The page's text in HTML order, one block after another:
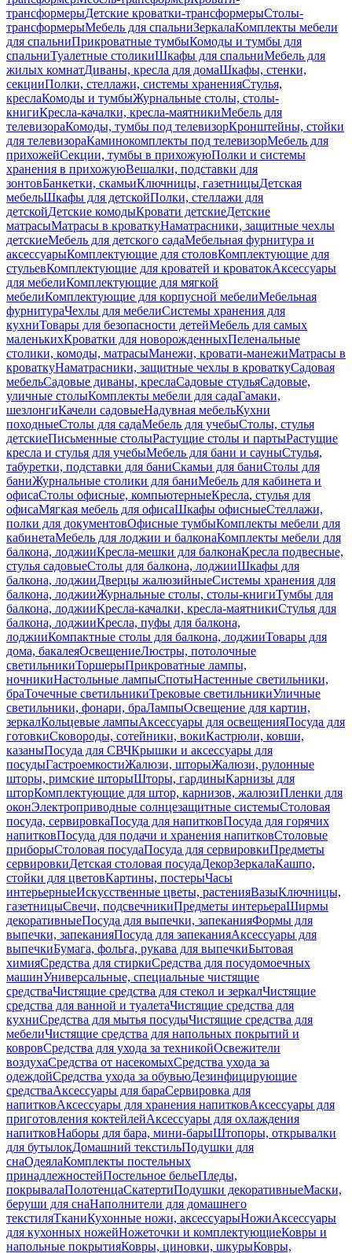
трансформерыДетские кроватки-трансформерыСтолы-
трансформерыМебель для спальниЗеркалаКомплекты мебели
для спальниПрикроватные тумбыКомоды и тумбы для
спальниТуалетные столикиШкафы для спальниМебель для
жилых комнатДиваны, кресла для домаШкафы, стенки,
секцииПолки, стеллажи, системы храненияСтулья,
креслаКомоды и тумбыЖурнальные столы, столы-
книгиКресла-качалки, кресла-маятникиМебель для
телевизораКомоды, тумбы под телевизорКронштейны, стойки
для телевизораКаминокомплекты под телевизорМебель для
прихожейСекции, тумбы в прихожуюПолки и системы
хранения в прихожуюВешалки, подставки для
зонтовБанкетки, скамьиКлючницы, газетницыДетская
мебельШкафы для детскойПолки, стеллажи для
детскойДетские комодыКровати детскиеДетские
матрасыМатрасы в кроваткуНаматрасники, защитные чехлы
детскиеМебель для детского садаМебельная фурнитура и
аксессуарыКомплектующие для столовКомплектующие для
стульевКомплектующие для кроватей и кроватокАксессуары
для мебелиКомплектующие для мягкой
мебелиКомплектующие для корпусной мебелиМебельная
фурнитураЧехлы для мебелиСистемы хранения для
кухниТовары для безопасности детейМебель для самых
маленькихКроватки для новорожденныхПеленальные
столики, комоды, матрасыМанежи, кровати-манежиМатрасы в
кроваткуНаматрасники, защитные чехлы в кроваткуСадовая
мебельСадовые диваны, креслаСадовые стульяСадовые,
уличные столыКомплекты мебели для садаГамаки,
шезлонгиКачели садовыеНадувная мебельКухни
походныеСтолы для садаМебель для учебыСтолы, стулья
детскиеПисьменные столыРастущие столы и партыРастущие
кресла и стулья для учебыМебель для бани и сауныСтулья,
табуретки, подставки для баниСкамьи для баниСтолы для
баниЖурнальные столики для баниМебель для кабинета и
офисаСтолы офисные, компьютерныеКресла, стулья для
офисаМягкая мебель для офисаШкафы офисныеСтеллажи,
полки для документовОфисные тумбыКомплекты мебели для
кабинетаМебель для лоджии и балконаКомплекты мебели для
балкона, лоджииКресла-мешки для балконаКресла подвесные,
стулья садовыеСтолы для балкона, лоджииШкафы для
балкона, лоджииДверцы жалюзийныеСистемы хранения для
балкона, лоджииЖурнальные столы, столы-книгиТумбы для
балкона, лоджииКресла-качалки, кресла-маятникиСтулья для
балкона, лоджииКресла, пуфы для балкона,
лоджииКомпактные столы для балкона, лоджииТовары для
дома, бакалеяОсвещениеЛюстры, потолочные
светильникиТоршерыПрикроватные лампы,
ночникиНастольные лампыСпотыНастенные светильники,
браТочечные светильникиТрековые светильникиУличные
светильники, фонари, браЛампыОсвещение для картин,
зеркалКольцевые лампыАксессуары для освещенияПосуда для
готовкиСковороды, сотейники, вокиКастрюли, ковши,
казаныПосуда для СВЧКрышки и аксессуары для
посудыГастроемкостиЖалюзи, шторыЖалюзи, рулонные
шторы, римские шторыШторы, гардиныКарнизы для
шторКомплектующие для штор, карнизов, жалюзиПленки для
оконЭлектроприводные солнцезащитные системыСтоловая
посуда, сервировкаПосуда для напитковПосуда для горячих
напитковПосуда для подачи и хранения напитковСтоловые
приборыСтоловая посудаПосуда для сервировкиПредметы
сервировкиДетская столовая посудаДекорЗеркалаКашпо,
стойки для цветовКартины, постерыЧасы
интерьерныеИскусственные цветы, растенияВазыКлючницы,
газетницыСвечи, подсвечникиПредметы интерьераШирмы
декоративныеПосуда для выпечки, запеканияФормы для
выпечки, запеканияПосуда для запеканияАксессуары для
выпечкиБумага, фольга, рукава для выпечкиБытовая
химияСредства для стиркиСредства для посудомоечных
машинУниверсальные, специальные чистящие
средстваЧистящие средства для стекол и зеркалЧистящие
средства для ванной и туалетаЧистящие средства для
кухниСредства для мытья посудыЧистящие средства для
мебелиЧистящие средства для напольных покрытий и
ковровСредства для ухода за техникойОсвежители
воздухаСредства от насекомыхСредства ухода за
одеждойСредства ухода за обувьюДезинфицирующие
средстваАксессуары для бараСервировка для
напитковАксессуары для хранения напитковАксессуары для
приготовления коктейлейАксессуары для охлаждения
напитковНаборы для бара, мини-барыШтопоры, открывалки
для бутылокДомашний текстильПодушки для
снаОдеялаКомплекты постельных
принадлежностейПостельное бельеПледы,
покрывалаПолотенцаСкатертиПодушки декоративныеМаски,
беруши для снаНаполнители для домашнего
текстиляТканиКухонные ножи, аксессуарыНожиАксессуары
для кухонных ножейНожеточки и комплектующиеКовры и
напольные покрытияКовры, циновки, шкурыКовры,